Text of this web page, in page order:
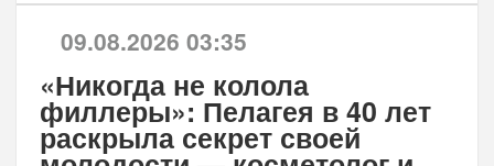
09.08.2026 03:35
«Никогда не колола
филлеры»: Пелагея в 40 лет
раскрыла секрет своей